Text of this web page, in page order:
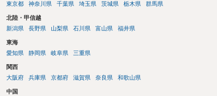
東京都
神奈川県 千葉県 埼玉県 茨城県 栃木県 群馬県
北陸・甲信越
新潟県
長野県 山梨県 石川県 富山県 福井県
東海
愛知県
静岡県 岐阜県 三重県
関西
大阪府
兵庫県 京都府 滋賀県 奈良県 和歌山県
中国